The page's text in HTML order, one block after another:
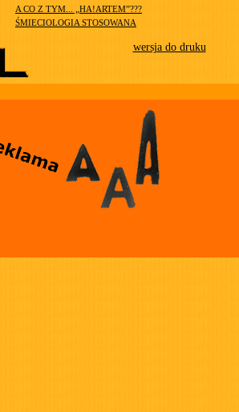
A CO Z TYM... „HA!ARTEM”???
ŚMIECIOLOGIA STOSOWANA
wersja do druku